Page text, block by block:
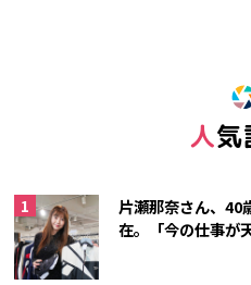
人
片瀬那奈さん、40
在。「今の仕事が